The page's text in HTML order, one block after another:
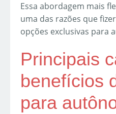
Essa abordagem mais
uma das razões que
opções exclusivas para
Principais
benefícios
para